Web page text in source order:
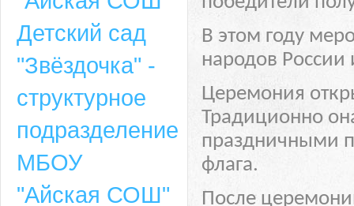
В этом году
народов России
Церемония
Традиционно
праздничными
флага.
После
Детский сад
"Звёздочка" -
структурное
подразделение
МБОУ
"Айская СОШ"